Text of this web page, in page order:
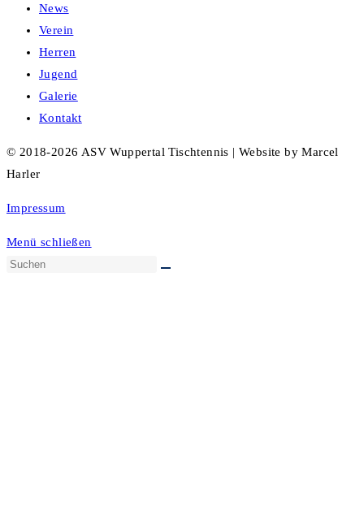
News
Verein
Herren
Jugend
Galerie
Kontakt
© 2018-2026 ASV Wuppertal Tischtennis | Website by Marcel
Harler
Impressum
Menü schließen